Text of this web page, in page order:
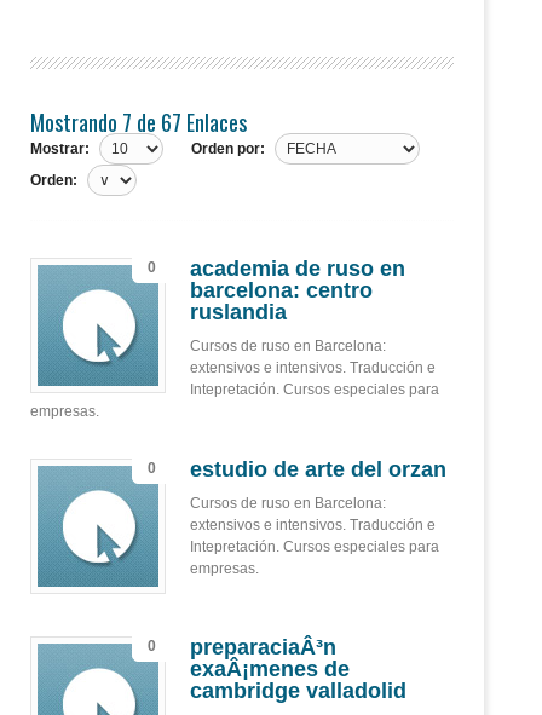
Mostrando 7 de 67 Enlaces
Mostrar:
Orden por:
Orden:
0
academia de ruso en
barcelona: centro
ruslandia
Cursos de ruso en Barcelona:
extensivos e intensivos. Traducción e
Intepretación. Cursos especiales para
empresas.
0 estudio de arte del orzan
Cursos de ruso en Barcelona:
extensivos e intensivos. Traducción e
Intepretación. Cursos especiales para
empresas.
0
preparaciaÂ³n
exaÂ¡menes de
cambridge valladolid